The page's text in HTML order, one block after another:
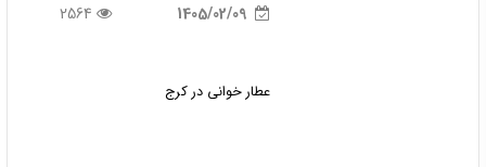
1405/02/09
2564
عطار خوانی در کرج